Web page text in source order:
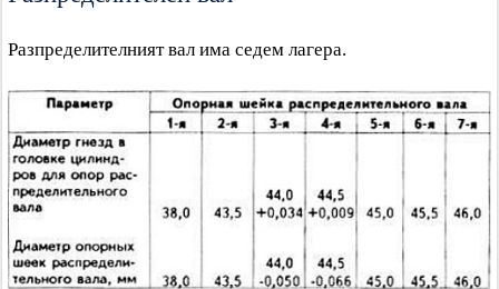
Разпределителният вал има седем лагера.